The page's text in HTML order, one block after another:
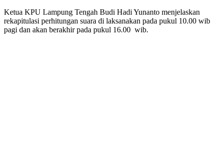
Ketua KPU Lampung Tengah Budi Hadi Yunanto menjelaskan
rekapitulasi perhitungan suara di laksanakan pada pukul 10.00 wib
pagi dan akan berakhir pada pukul 16.00 wib.